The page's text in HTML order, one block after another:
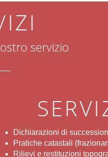
servizio
Dichiarazioni di
Pratiche catastali
Rilievi e restituzioni